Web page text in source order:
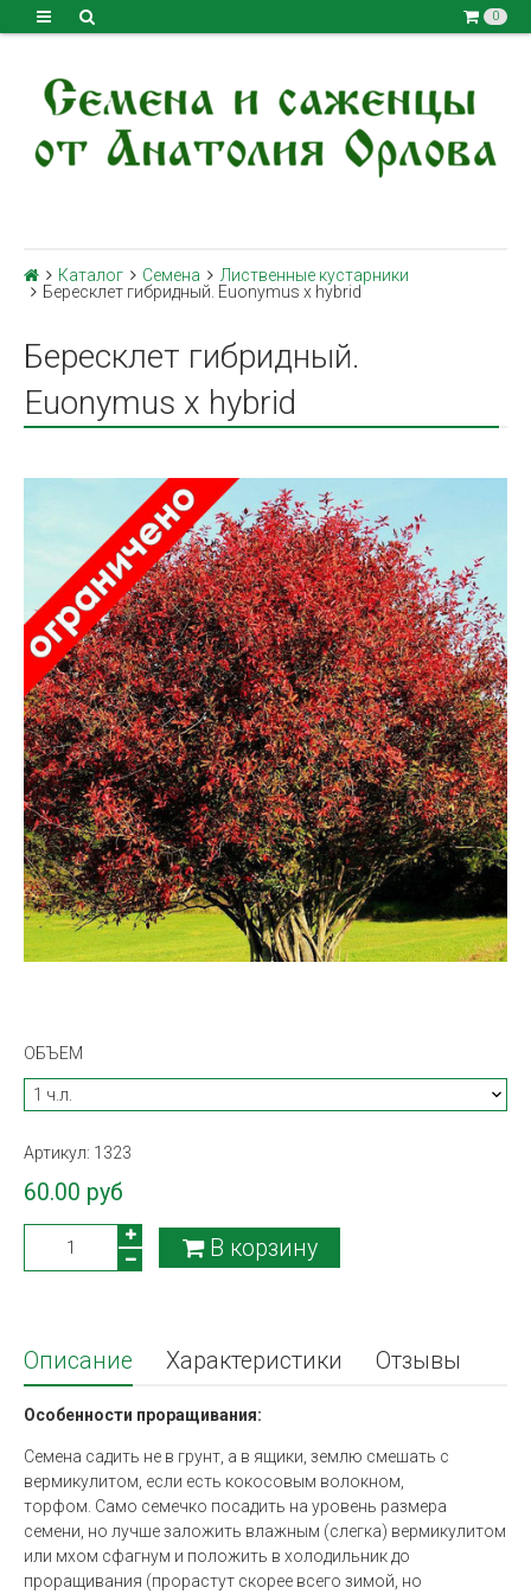
0
Каталог Семена
Лиственные кустарники
Бересклет гибридный. Euonymus x hybrid
Бересклет гибридный.
Euonymus x hybrid
ОБЪЕМ
Артикул: 1323
60.00 руб
В корзину
Описание Характеристики Отзывы
Особенности проращивания:
Семена садить не в грунт, а в ящики, землю смешать с
вермикулитом, если есть кокосовым волокном,
торфом. Само семечко посадить на уровень размера
семени, но лучше заложить влажным (слегка) вермикулитом
или мхом сфагнум и положить в холодильник до
проращивания (прорастут скорее всего зимой, но